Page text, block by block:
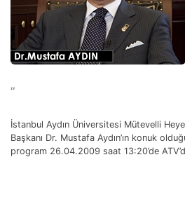
”
İstanbul Aydın Üniversitesi Mütevelli
Başkanı Dr. Mustafa Aydın’ın konuk
program 26.04.2009 saat 13:20’de